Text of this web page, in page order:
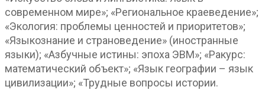
современном мире»; «Региональное краеведение»;
«Экология: проблемы ценностей и приоритетов»;
«Языкознание и страноведение» (иностранные
языки); «Азбучные истины: эпоха ЭВМ»; «Ракурс:
математический объект»; «Язык географии – язык
цивилизации»; «Трудные вопросы истории.